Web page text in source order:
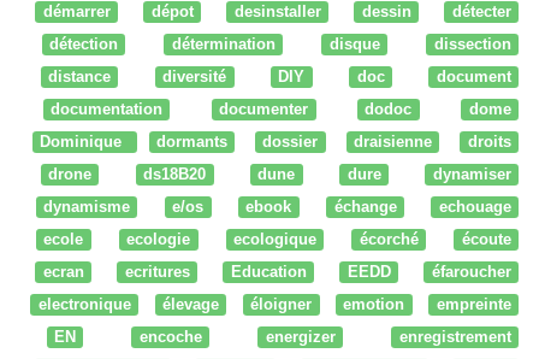
démarrer
dépot desinstaller dessin
détecter
détection
détermination disque
dissection
distance
diversité DIY doc
document
documentation
documenter dodoc
dome
Dominique
dormants dossier draisienne
droits
drone
ds18B20 dune dure
dynamiser
dynamisme
e/os ebook échange
echouage
ecole
ecologie ecologique écorché
écoute
ecran
ecritures Education EEDD
éfaroucher
electronique
élevage éloigner emotion
empreinte
EN
encoche energizer
enregistrement